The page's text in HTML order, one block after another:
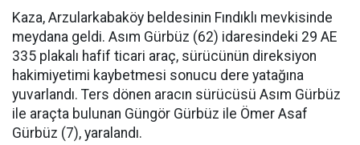
Kaza, Arzularkabaköy beldesinin Fındıklı mevkisinde
meydana geldi. Asım Gürbüz (62) idaresindeki 29 AE
335 plakalı hafif ticari araç, sürücünün direksiyon
hakimiyetimi kaybetmesi sonucu dere yatağına
yuvarlandı. Ters dönen aracın sürücüsü Asım Gürbüz
ile araçta bulunan Güngör Gürbüz ile Ömer Asaf
Gürbüz (7), yaralandı.